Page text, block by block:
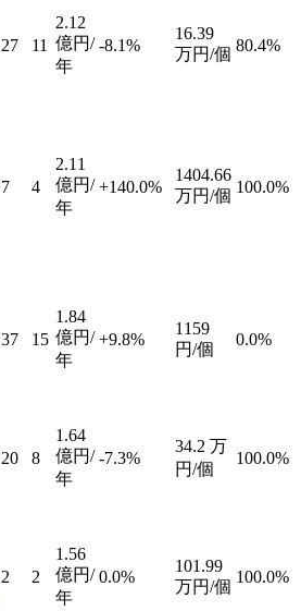
27 11
2.12
億円/
年
-8.1%
16.39
万円/個 80.4%
7 4
2.11
億円/
年
+140.0%
1404.66
万円/個 100.0%
37 15
1.84
億円/
年
+9.8%
1159
円/個
0.0%
20 8
1.64
億円/
年
-7.3%
34.2 万
円/個
100.0%
2 2
1.56
億円/
年
0.0%
101.99
万円/個
100.0%